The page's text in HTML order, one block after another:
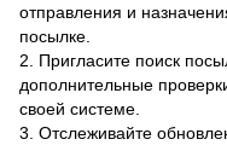
отправления и
посылке.
2. Пригласите поиск
дополнительные
своей системе.
3. Отслеживайте